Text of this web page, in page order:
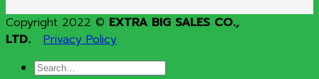
Copyright 2022 © EXTRA BIG SALES CO.,
LTD.
Privacy Policy
Search